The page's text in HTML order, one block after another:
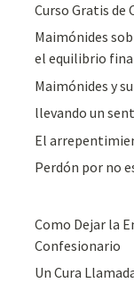
Curso Gratis de
Maimónides
el equilibrio
Maimónides y
llevando un
El
Perdón por no
Como Dejar la
Confesionario
Un Cura